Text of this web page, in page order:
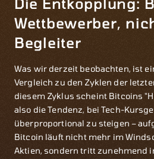
Wettbewerber,
Begleiter
Was wir derzeit beobachten, ist
Vergleich zu den Zyklen der
diesem Zyklus scheint Bitcoins
also die Tendenz, bei Tech-
überproportional zu steigen –
Bitcoin läuft nicht mehr im
Aktien, sondern tritt zunehmend